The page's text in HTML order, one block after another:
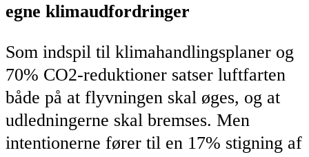
egne klimaudfordringer
Som indspil til klimahandlingsplaner og
70% CO2-reduktioner satser luftfarten
både på at flyvningen skal øges, og at
udledningerne skal bremses. Men
intentionerne fører til en 17% stigning af